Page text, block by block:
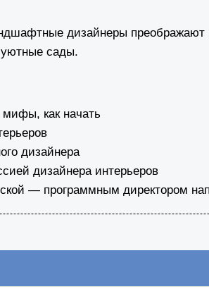
дизайнеры
сады.
мифы, как начать
дизайнера
дизайнера интерьеров
— программным директором